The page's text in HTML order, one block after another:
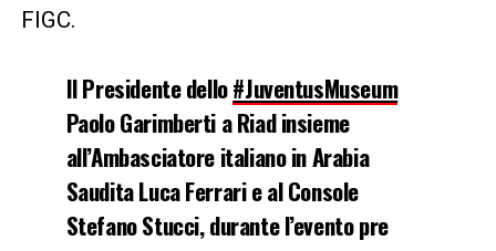
FIGC.
Il Presidente dello#JuventusMuseum
Paolo Garimberti a Riad insieme
all’Ambasciatore italiano in Arabia
Saudita Luca Ferrari e al Console
Stefano Stucci, durante l’evento pre